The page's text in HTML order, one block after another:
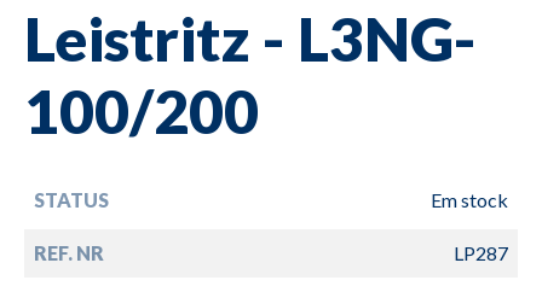
Leistritz - L3NG-
100/200
STATUS Em stock
REF. NR LP287